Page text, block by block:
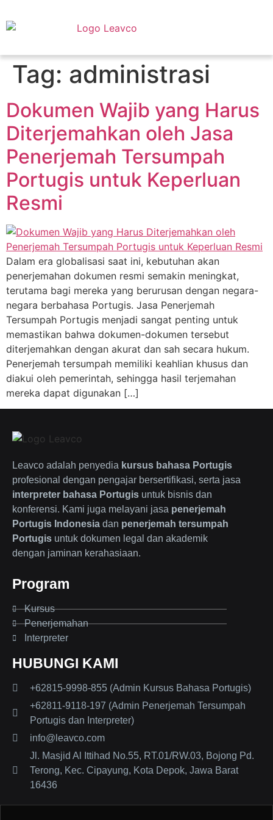
Tag: administrasi
Dokumen Wajib yang Harus
Diterjemahkan oleh Jasa
Penerjemah Tersumpah
Portugis untuk Keperluan
Resmi
Dalam era globalisasi saat ini, kebutuhan akan
penerjemahan dokumen resmi semakin meningkat,
terutama bagi mereka yang berurusan dengan negara-
negara berbahasa Portugis. Jasa Penerjemah
Tersumpah Portugis menjadi sangat penting untuk
memastikan bahwa dokumen-dokumen tersebut
diterjemahkan dengan akurat dan sah secara hukum.
Penerjemah tersumpah memiliki keahlian khusus dan
diakui oleh pemerintah, sehingga hasil terjemahan
mereka dapat digunakan […]
Leavco adalah penyedia kursus bahasa Portugis
profesional dengan pengajar bersertifikasi, serta jasa
interpreter bahasa Portugis untuk bisnis dan
konferensi. Kami juga melayani jasa penerjemah
Portugis Indonesia dan penerjemah tersumpah
Portugis untuk dokumen legal dan akademik
dengan jaminan kerahasiaan.
Program
Kursus
Penerjemahan
Interpreter
HUBUNGI KAMI
+62815-9998-855 (Admin Kursus Bahasa Portugis)
+62811-9118-197 (Admin Penerjemah Tersumpah
Portugis dan Interpreter)
info@leavco.com
Jl. Masjid Al Ittihad No.55, RT.01/RW.03, Bojong Pd.
Terong, Kec. Cipayung, Kota Depok, Jawa Barat
16436